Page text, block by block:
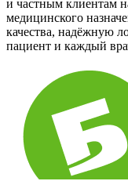
и частным клиентам
медицинского
качества, надёжную
пациент и каждый